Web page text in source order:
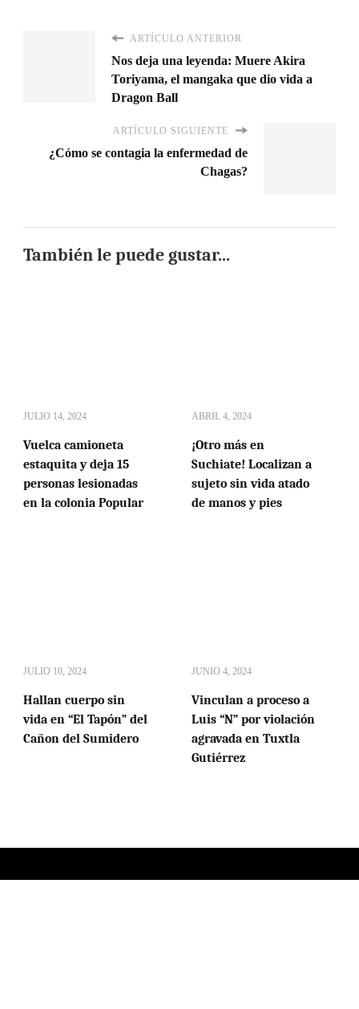
ARTÍCULO ANTERIOR
Nos deja una leyenda: Muere Akira
Toriyama, el mangaka que dio vida a
Dragon Ball
ARTÍCULO SIGUIENTE
¿Cómo se contagia la enfermedad de
Chagas?
También le puede gustar...
JULIO 14, 2024
Vuelca camioneta
estaquita y deja 15
personas lesionadas
en la colonia Popular
ABRIL 4, 2024
¡Otro más en
Suchiate! Localizan a
sujeto sin vida atado
de manos y pies
JULIO 10, 2024
Hallan cuerpo sin
vida en “El Tapón” del
Cañon del Sumidero
JUNIO 4, 2024
Vinculan a proceso a
Luis “N” por violación
agravada en Tuxtla
Gutiérrez